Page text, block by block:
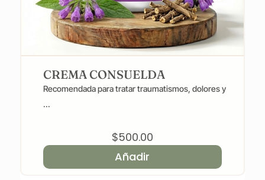
CREMA CONSUELDA
Recomendada para tratar traumatismos, dolores y
...
$500.00
Añadir